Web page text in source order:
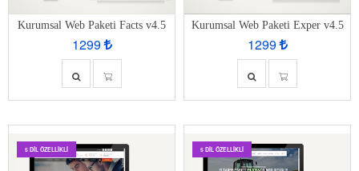
Kurumsal Web Paketi Facts v4.5
1299
Kurumsal Web Paketi Exper v4.5
1299
5 DIL ÖZELLIKLI 5 DIL ÖZELLIKLI